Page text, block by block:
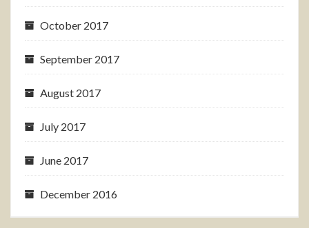
October 2017
September 2017
August 2017
July 2017
June 2017
December 2016